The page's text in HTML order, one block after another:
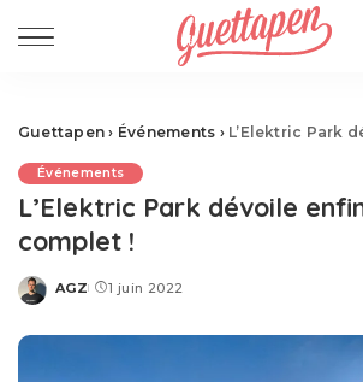
Guettapen › Événements › L’Elektric Park dévoile
Événements
L’Elektric Park dévoile
complet !
Posted
AGZ 1 juin 2022